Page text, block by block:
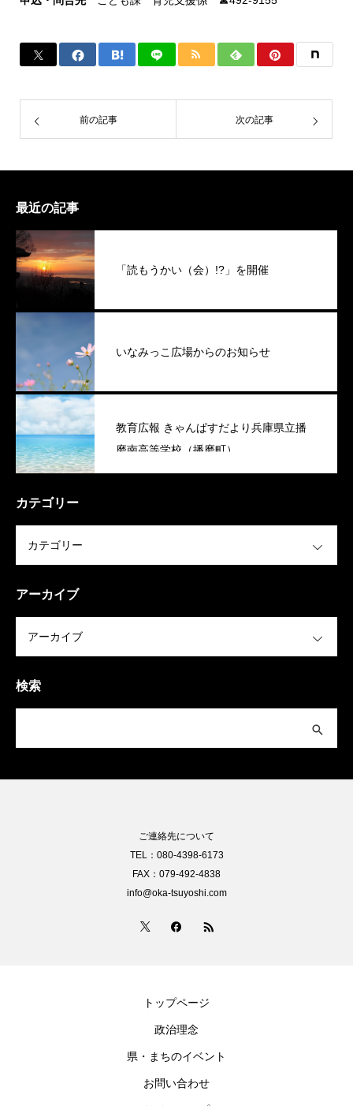
前の記事 次の記事
最近の記事
「読もうかい（会）!?」を開催
いなみっこ広場からのお知らせ
教育広報 きゃんぱすだより兵庫県立播
磨南高等学校（播磨町）
カテゴリー
アーカイブ
検索
ご連絡先について
TEL：080-4398-6173
FAX：079-492-4838
info@oka-tsuyoshi.com
トップページ
政治理念
県・まちのイベント
お問い合わせ